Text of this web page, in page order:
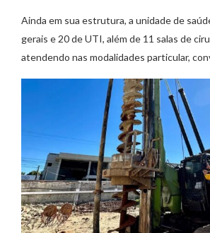
Ainda em sua estrutura, a unidade de
gerais e 20 de UTI, além de 11 salas de
atendendo nas modalidades particular,